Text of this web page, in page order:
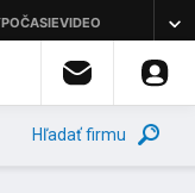
Hľadať firmu